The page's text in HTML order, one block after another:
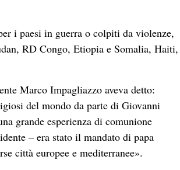
i paesi in guerra o colpiti da violenze,
RD Congo, Etiopia e Somalia, Haiti,
Marco Impagliazzo aveva detto:
del mondo da parte di Giovanni
grande esperienza di comunione
– era stato il mandato di papa
città europee e mediterranee».